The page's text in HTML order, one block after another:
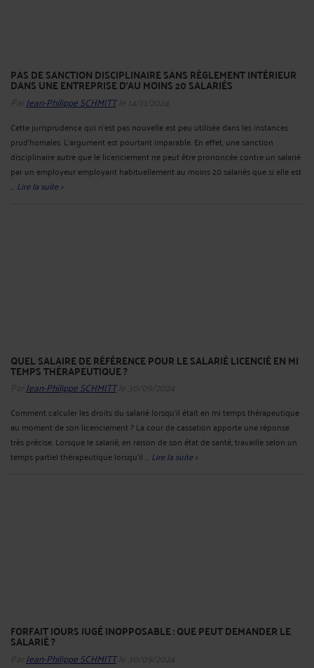
PAS DE SANCTION DISCIPLINAIRE SANS RÈGLEMENT INTÉRIEUR
DANS UNE ENTREPRISE D'AU MOINS 20 SALARIÉS
Par Jean-Philippe SCHMITTle 14/11/2024
Cette jurisprudence qui n’est pas nouvelle est peu utilisée dans les instances
prud’homales. L’argument est pourtant imparable. En effet, une sanction
disciplinaire autre que le licenciement ne peut être prononcée contre un salarié
par un employeur employant habituellement au moins 20 salariés que si elle est
... Lire la suite >
QUEL SALAIRE DE RÉFÉRENCE POUR LE SALARIÉ LICENCIÉ EN MI
TEMPS THÉRAPEUTIQUE ?
Par Jean-Philippe SCHMITTle 30/09/2024
Comment calculer les droits du salarié lorsqu’il était en mi temps thérapeutique
au moment de son licenciement ? La cour de cassation apporte une réponse
très précise. Lorsque le salarié, en raison de son état de santé, travaille selon un
temps partiel thérapeutique lorsqu'il ... Lire la suite >
FORFAIT JOURS JUGÉ INOPPOSABLE : QUE PEUT DEMANDER LE
SALARIÉ ?
Par Jean-Philippe SCHMITTle 30/09/2024